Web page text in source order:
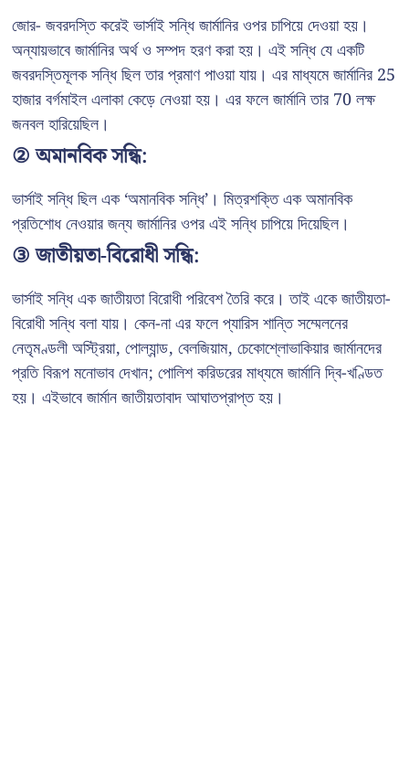
জোর- জবরদস্তি করেই ভার্সাই সন্ধি জার্মানির ওপর চাপিয়ে দেওয়া হয়।
অন্যায়ভাবে জার্মানির অর্থ ও সম্পদ হরণ করা হয়। এই সন্ধি যে একটি
জবরদস্তিমূলক সন্ধি ছিল তার প্রমাণ পাওয়া যায়। এর মাধ্যমে জার্মানির 25
হাজার বর্গমাইল এলাকা কেড়ে নেওয়া হয়। এর ফলে জার্মানি তার 70 লক্ষ
জনবল হারিয়েছিল।
② অমানবিক সন্ধি:
ভার্সাই সন্ধি ছিল এক ‘অমানবিক সন্ধি’। মিত্রশক্তি এক অমানবিক
প্রতিশোধ নেওয়ার জন্য জার্মানির ওপর এই সন্ধি চাপিয়ে দিয়েছিল।
③ জাতীয়তা-বিরোধী সন্ধি:
ভার্সাই সন্ধি এক জাতীয়তা বিরোধী পরিবেশ তৈরি করে। তাই একে জাতীয়তা-
বিরোধী সন্ধি বলা যায়। কেন-না এর ফলে প্যারিস শান্তি সম্মেলনের
নেতৃমণ্ডলী অস্ট্রিয়া, পোল্যান্ড, বেলজিয়াম, চেকোশ্লোভাকিয়ার জার্মানদের
প্রতি বিরূপ মনোভাব দেখান; পোলিশ করিডরের মাধ্যমে জার্মানি দ্বি-খণ্ডিত
হয়। এইভাবে জার্মান জাতীয়তাবাদ আঘাতপ্রাপ্ত হয়।